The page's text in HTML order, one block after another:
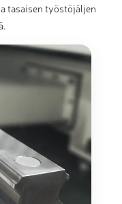
tasaisen työstöjäljen